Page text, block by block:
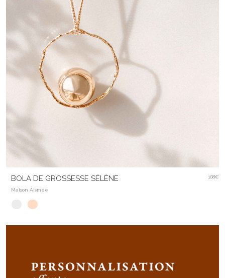
BOLA DE GROSSESSE SÉLÈNE
Maison Aismée
108€